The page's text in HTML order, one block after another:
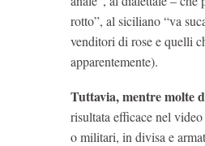
rotto”, al siciliano “va
venditori di rose e quelli
apparentemente).
Tuttavia, mentre molte
risultata efficace nel
o militari, in divisa e